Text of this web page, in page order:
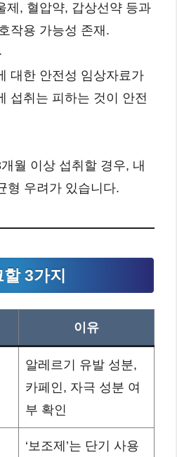
제, 혈압약, 갑상선약 등과
작용 가능성 존재.
대한 안전성 임상자료가
섭취는 피하는 것이 안전
월 이상 섭취할 경우, 내
형 우려가 있습니다.
3가지
이유
알레르기 유발 성분,
카페인, 자극 성분 여
부 확인
‘보조제’는 단기 사용